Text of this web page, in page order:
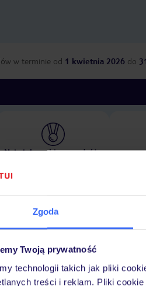
Zgoda
Twoją prywatność
technologii takich jak pliki
treści i reklam. Pliki
w terminie od 1 kwietnia 2026 do
Największe biuro podróży